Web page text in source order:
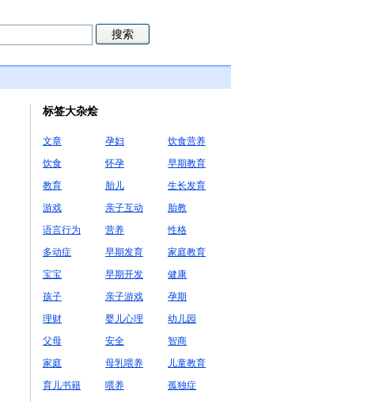
标签大杂烩
文章 孕妇
饮食营养
饮食
怀孕
早期教育
教育
胎儿
生长发育
游戏
亲子互动
胎教
语言行为
营养
性格
多动症
早期发育
家庭教育
宝宝
早期开发
健康
孩子
亲子游戏
孕期
理财
婴儿心理
幼儿园
父母
安全
智商
家庭
母乳喂养
儿童教育
育儿书籍
喂养
孤独症